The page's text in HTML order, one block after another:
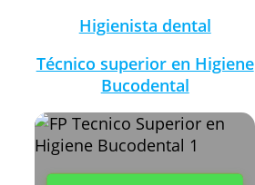
Higienista dental
Técnico superior en Higiene
Bucodental